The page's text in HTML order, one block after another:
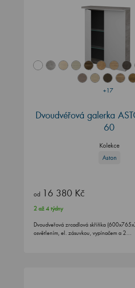
+17
Dvoudvéřová galerka
60
Kolekce
Aston
od 16 380 Kč
2 až 4 týdny
Dvoudveřová zrcadlová skříňka
osvětlením, el. zásuvkou, vypínačem a 2…